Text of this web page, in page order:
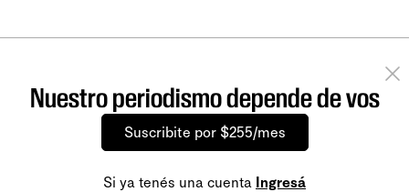
Nuestro periodismo depende de vos
Suscribite por $255/mes
Si ya tenés una cuenta Ingresá